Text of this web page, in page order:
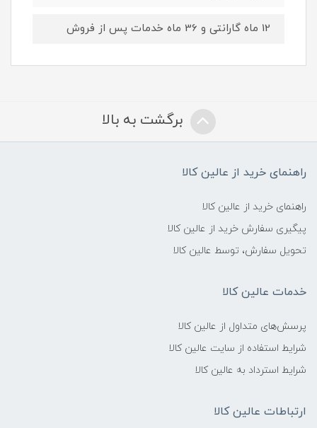
12 ماه گارانتی و 36 ماه خدمات پس از فروش
برگشت به بالا
راهنمای خرید از عالین کالا
راهنمای خرید از عالین کالا
پیگیری سفارش خرید از عالین کالا
تحویل سفارش، توسط عالین کالا
خدمات عالین کالا
پرسش‌های متداول از عالین کالا
شرایط استفاده از سایت عالین کالا
شرایط استرداد به عالین کالا
ارتباطات عالین کالا